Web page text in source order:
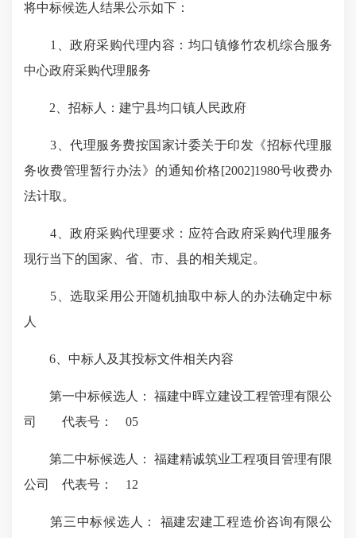
将中标候选人结果公示如下：
1、政府采购代理内容：均口镇修竹农机综合服务
中心政府采购代理服务
2、 招标人：建宁县均口镇人民政府
3、代理服务费按国家计委关于印发《招标代理服
务收费管理暂行办法》的通知价格[2002]1980号收费办
法计取。
4、政府采购代理要求： 应符合政府采购代理服务
现行当下的国家、省、市、县的相关规定。
5、选取采用公开随机抽取中标人的办法确定中标
人
6、 中标 人及其投标文件相关内容
第一中标候选 人
： 福建中晖立建设工程管理有限公
司 代表号： 05
第二中标候选 人
： 福建精诚筑业工程项目管理有限
公司 代表号： 12
第三中标候选 人
： 福建宏建工程造价咨询有限公